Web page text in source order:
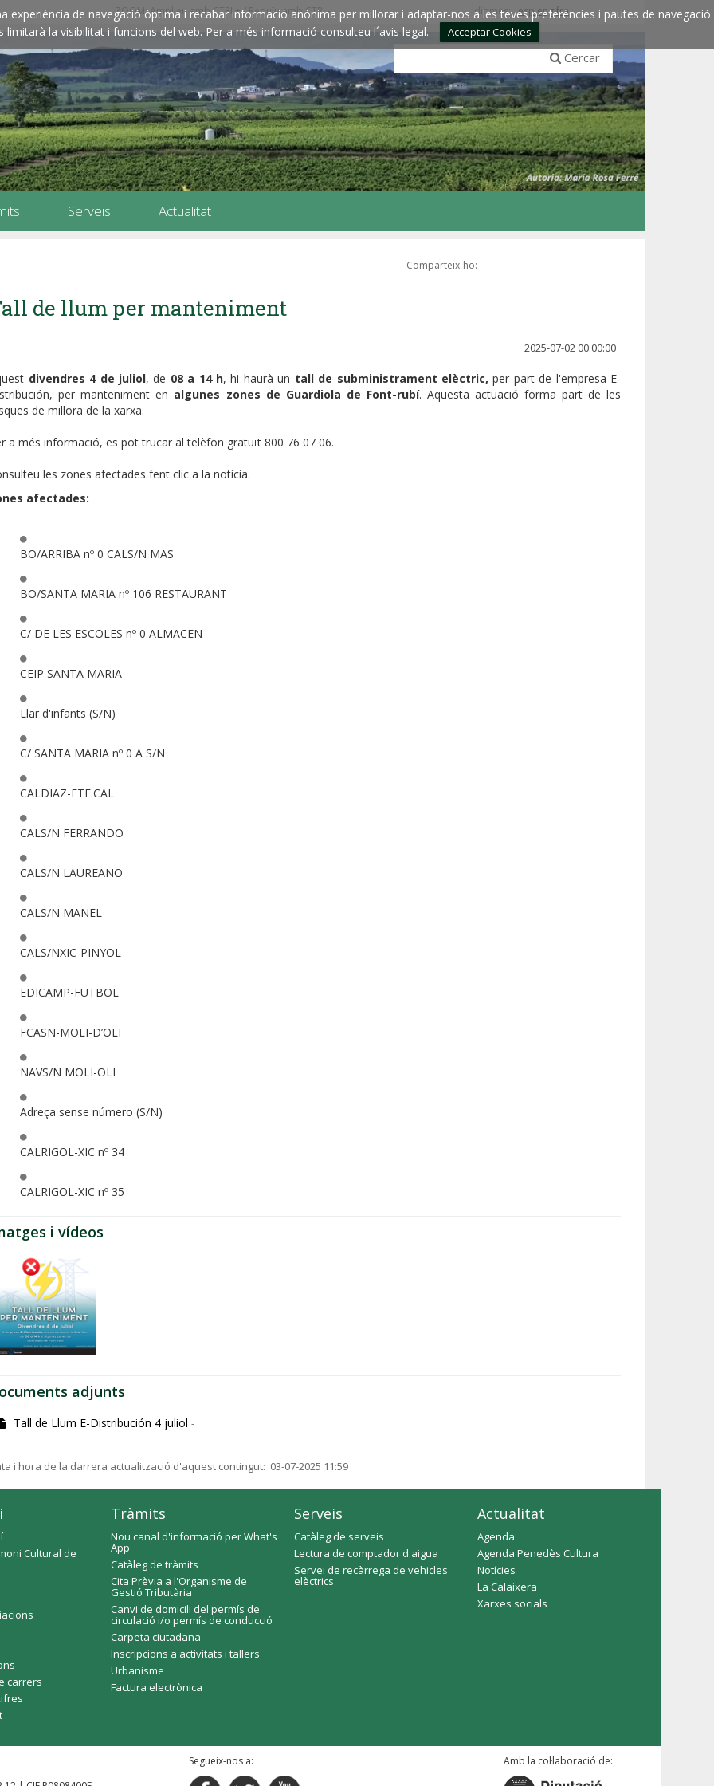
de navegació òptima i recabar informació anònima per millorar i adaptar-nos a les teves preferències i pautes de navegació.
la visibilitat i funcions del web. Per a més informació consulteu l´avis legal. Acceptar Cookies
ZOOM: Amplieu amb CTRL+ / Reduïu amb CTRL- Idiomes:esp engfra
Cercar
Serveis Actualitat
Comparteix-ho:
de llum per manteniment
2025-07-02 00:00:00
divendres 4 de juliol, de 08 a 14 h, hi haurà un tall de subministrament elèctric,per part de l'empresa E-
per manteniment en algunes zones de Guardiola de Font-rubí. Aquesta actuació forma part de les
de millora de la xarxa.
a més informació, es pot trucar al telèfon gratuït 800 76 07 06.
les zones afectades fent clic a la notícia.
afectades:
BO/ARRIBA nº 0 CALS/N MAS
BO/SANTA MARIA nº 106 RESTAURANT
C/ DE LES ESCOLES nº 0 ALMACEN
CEIP SANTA MARIA
Llar d'infants (S/N)
C/ SANTA MARIA nº 0 A S/N
CALDIAZ-FTE.CAL
CALS/N FERRANDO
CALS/N LAUREANO
CALS/N MANEL
CALS/NXIC-PINYOL
EDICAMP-FUTBOL
FCASN-MOLI-D’OLI
NAVS/N MOLI-OLI
Adreça sense número (S/N)
CALRIGOL-XIC nº 34
CALRIGOL-XIC nº 35
i vídeos
adjunts
Tall de Llum E-Distribución 4 juliol-
i hora de la darrera actualització d'aquest contingut: '03-07-2025 11:59
Cultural de
carrers
Tràmits
Nou canal d'informació per What's
App
Catàleg de tràmits
Cita Prèvia a l'Organisme de
Gestió Tributària
Canvi de domicili del permís de
circulació i/o permís de conducció
Carpeta ciutadana
Inscripcions a activitats i tallers
Urbanisme
Factura electrònica
Serveis
Catàleg de serveis
Lectura de comptador d'aigua
Servei de recàrrega de vehicles
elèctrics
Actualitat
Agenda
Agenda Penedès Cultura
Notícies
La Calaixera
Xarxes socials
Segueix-nos a: Amb la col·laboració de: